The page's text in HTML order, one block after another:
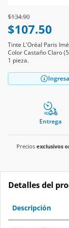
Price reduced from
$134.90to
$107.50
Tinte L'Oréal Paris
Color Castaño Claro
1 pieza.
Entrega
Precios exclusivos
Detalles del
Descripción